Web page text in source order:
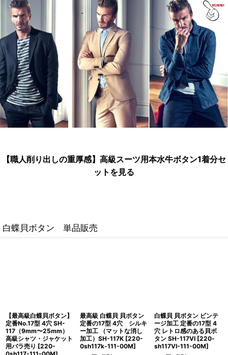
【職人削り出しの重厚感】高級スーツ用本水牛ボタン1着分セ
ットを見る
白蝶貝ボタン 単品販売
【最高級白蝶貝ボタン】
定番No.17型 4穴 SH-
117（9mm〜25mm）
高級シャツ・ジャケット
用バラ売り [220-
最高級 白蝶貝 貝ボタン
定番の17型 4穴 シルキ
ー加工 （マットな消し
加工）SH-117K [220-
0sh117k-111-00M]
白蝶貝 貝ボタン ビンテ
ージ加工 定番の17型 4
穴 レトロ感のある貝ボ
タン SH-117VI [220-
sh117VI-111-00M]